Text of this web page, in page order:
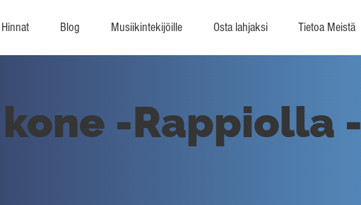
Hinnat Blog Musiikintekijöille Osta lahjaksi Tietoa Meistä
-Rappiolla -